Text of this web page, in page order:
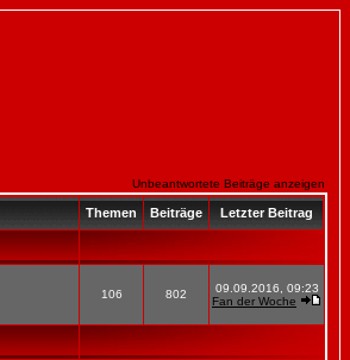
Unbeantwortete Beiträge anzeigen
Themen Beiträge Letzter Beitrag
106 802
09.09.2016, 09:23
Fan der Woche